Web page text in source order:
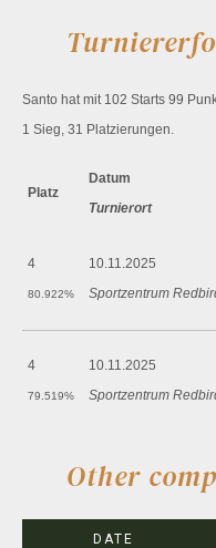
Santo hat mit 102 Starts 99
1 Sieg, 31 Platzierungen.
Platz
Datum
Turnierort
4
80.922%
10.11.2025
Sportzentrum
4
79.519%
10.11.2025
Sportzentrum
29.04.2025
Gest�t Schwarze
Other
DATE